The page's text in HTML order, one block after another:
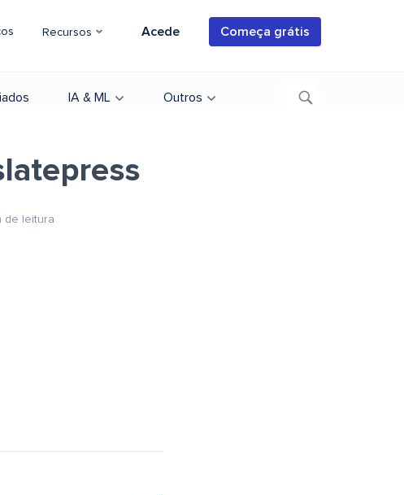
Recursos Acede Começa grátis
IA & ML Outros
de leitura